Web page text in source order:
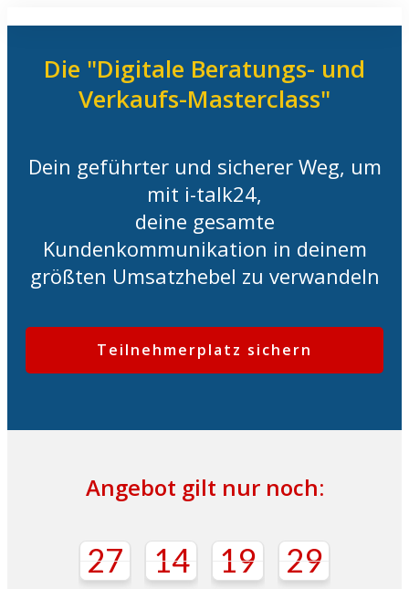
Die "Digitale Beratungs- und
Verkaufs-Masterclass"
Dein geführter und sicherer Weg, um
mit i-talk24,
deine gesamte
Kundenkommunikation in deinem
größten Umsatzhebel zu verwandeln
Teilnehmerplatz sichern
Angebot gilt nur noch:
27 14 19 29